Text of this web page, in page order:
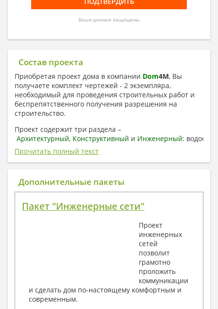
Ваши данные защищены
Состав проекта
Приобретая проект дома в компании Dom4M, Вы
получаете комплект чертежей - 2 экземпляра,
необходимый для проведения строительных работ и
беспрепятственного получения разрешения на
строительство.
Проект содержит три раздела –
Архитектурный, Конструктивный и Инженерный:
отопление, вентиляция, канализация,
электроснабжение (приобретается за дополнительную
плату) + Пояснительная записка.
1. Архитектурный раздел:
План координационных осей
Поэтажные маркировочные планы с
Разрезы и состав конструкций
Фасады с ведомостью внешних отделок
Элементы проемов – спецификация
Ведомость перемычек – сечения и
спецификация
Экспликация полов
Прочитать полный текст
Дополнительные пакеты
Пакет "Инженерные сети"
Проект
инженерных
сетей
позволит
грамотно
проложить
коммуникации
и сделать дом по-настоящему комфортным и
современным.